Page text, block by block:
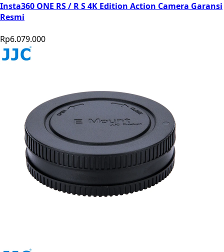
Insta360 ONE RS / R S 4K Edition Action Camera Garansi
Resmi
Rp6.079.000